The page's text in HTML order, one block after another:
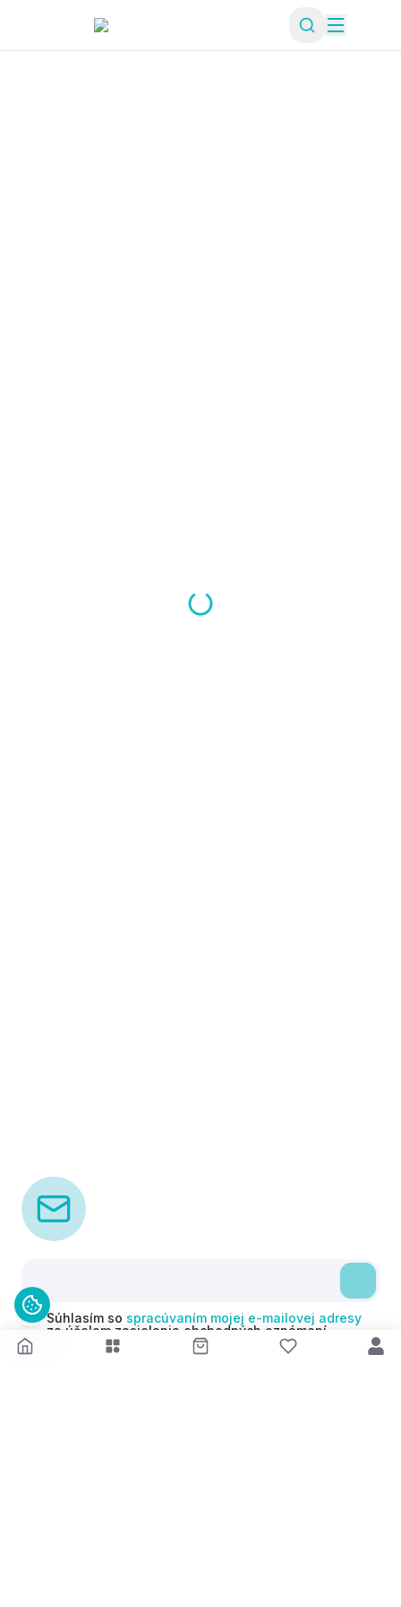
Súhlasím so spracúvaním mojej e-mailovej adresy
za účelom zasielania obchodných oznámení
(newsletterov) v súlade s čl. 6 ods. 1 písm. a)
Nariadenia GDPR. Svoj súhlas môžem kedykoľvek